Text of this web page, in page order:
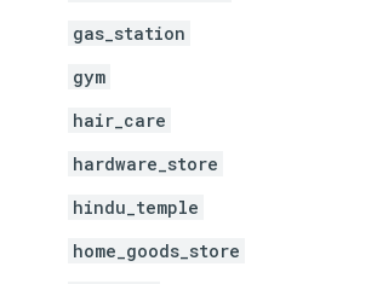
gas_station
gym
hair_care
hardware_store
hindu_temple
home_goods_store